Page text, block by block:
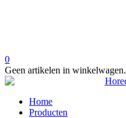
0
Geen artikelen in winkelwagen.
Home
Producten